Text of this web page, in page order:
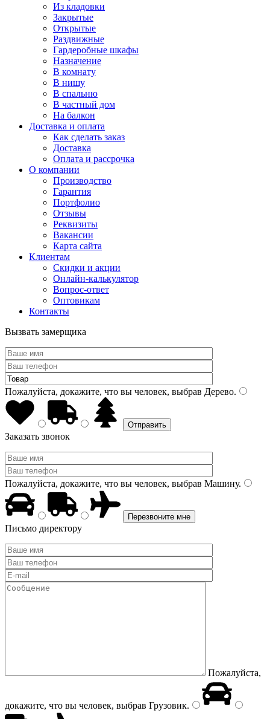
Из кладовки
Закрытые
Открытые
Раздвижные
Гардеробные шкафы
Назначение
В комнату
В нишу
В спальню
В частный дом
На балкон
Доставка и оплата
Как сделать заказ
Доставка
Оплата и рассрочка
О компании
Производство
Гарантия
Портфолио
Отзывы
Реквизиты
Вакансии
Карта сайта
Клиентам
Скидки и акции
Онлайн-калькулятор
Вопрос-ответ
Оптовикам
Контакты
Вызвать замерщика
Пожалуйста, докажите, что вы человек, выбрав Дерево.
Заказать звонок
Пожалуйста, докажите, что вы человек, выбрав Машину.
Письмо директору
Пожалуйста,
докажите, что вы человек, выбрав Грузовик.